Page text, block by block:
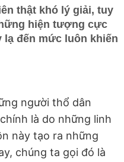
thật khó lý giải, tuy
hiện tượng cực
lạ đến mức luôn khiến
người thổ dân
là do những linh
này tạo ra những
chúng ta gọi đó là